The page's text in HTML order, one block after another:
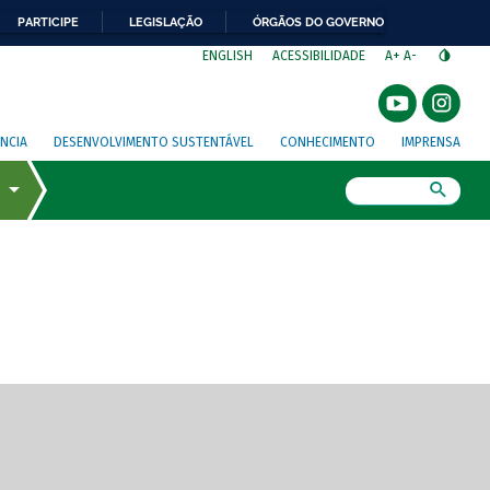
PARTICIPE LEGISLAÇÃO ÓRGÃOS DO GOVERNO
ENGLISH ACESSIBILIDADE A+ A-
DESENVOLVIMENTO SUSTENTÁVEL CONHECIMENTO IMPRENSA
de tela